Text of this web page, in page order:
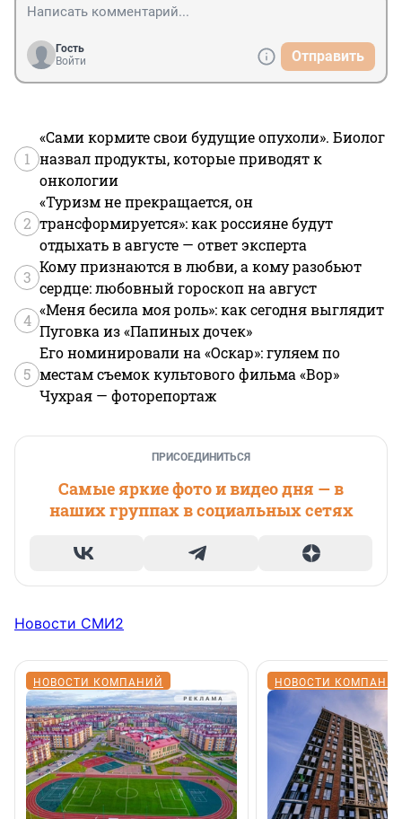
Гость
Войти
Отправить
1
«Сами кормите свои будущие опухоли». Биолог
назвал продукты, которые приводят к
онкологии
2
«Туризм не прекращается, он
трансформируется»: как россияне будут
отдыхать в августе — ответ эксперта
3
Кому признаются в любви, а кому разобьют
сердце: любовный гороскоп на август
4
«Меня бесила моя роль»: как сегодня выглядит
Пуговка из «Папиных дочек»
5
Его номинировали на «Оскар»: гуляем по
местам съемок культового фильма «Вор»
Чухрая — фоторепортаж
ПРИСОЕДИНИТЬСЯ
Самые яркие фото и видео дня — в
наших группах в социальных сетях
Новости СМИ2
НОВОСТИ КОМПАНИЙ НОВОСТИ